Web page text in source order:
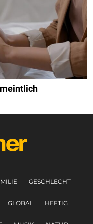
GESCHLECHT
GLOBAL HEFTIG